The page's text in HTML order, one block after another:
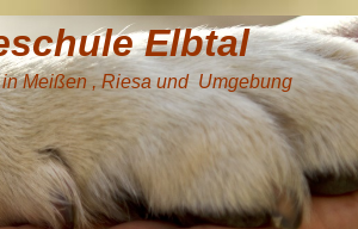
Elbtal
Meißen , Riesa und Umgebung